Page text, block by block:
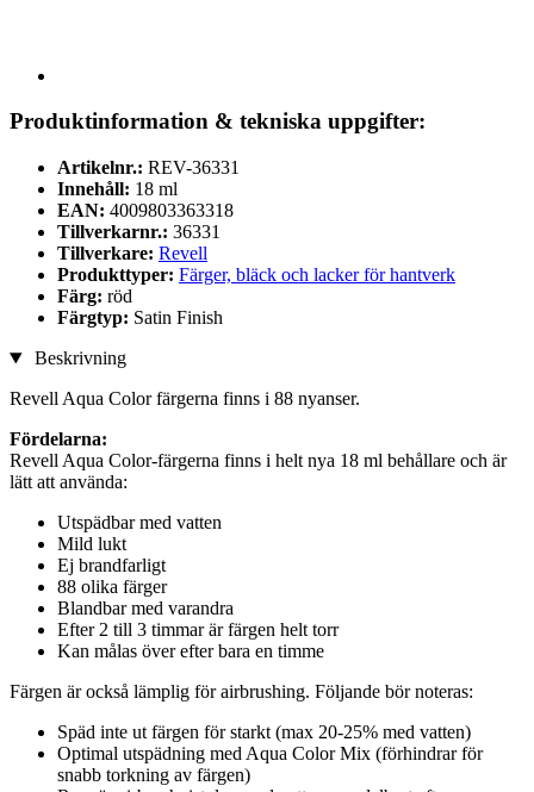
Produktinformation & tekniska uppgifter:
Artikelnr.: REV-36331
Innehåll: 18 ml
EAN: 4009803363318
Tillverkarnr.: 36331
Tillverkare: Revell
Produkttyper: Färger, bläck och lacker för hantverk
Färg: röd
Färgtyp: Satin Finish
Beskrivning
Revell Aqua Color färgerna finns i 88 nyanser.
Fördelarna:
Revell Aqua Color-färgerna finns i helt nya 18 ml behållare och är
lätt att använda:
Utspädbar med vatten
Mild lukt
Ej brandfarligt
88 olika färger
Blandbar med varandra
Efter 2 till 3 timmar är färgen helt torr
Kan målas över efter bara en timme
Färgen är också lämplig för airbrushing. Följande bör noteras:
Späd inte ut färgen för starkt (max 20-25% med vatten)
Optimal utspädning med Aqua Color Mix (förhindrar för
snabb torkning av färgen)